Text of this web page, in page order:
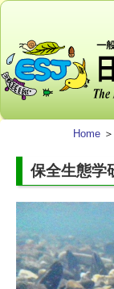
Home
保全生態学